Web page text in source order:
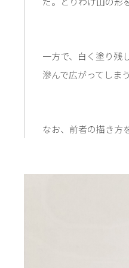
一方で、白く塗り残
滲んで広がってしま
なお、前者の描き方